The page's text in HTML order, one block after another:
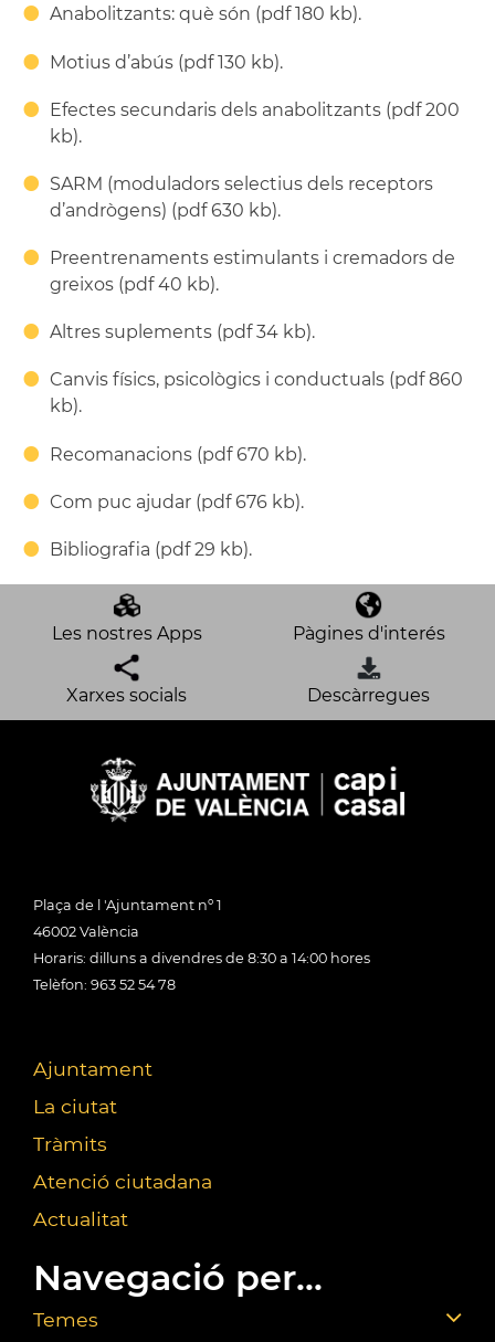
Anabolitzants: què són (pdf 180 kb).
Motius d’abús (pdf 130 kb).
Efectes secundaris dels anabolitzants (pdf 200
kb).
SARM (moduladors selectius dels receptors
d’andrògens) (pdf 630 kb).
Preentrenaments estimulants i cremadors de
greixos (pdf 40 kb).
Altres suplements (pdf 34 kb).
Canvis físics, psicològics i conductuals (pdf 860
kb).
Recomanacions (pdf 670 kb).
Com puc ajudar (pdf 676 kb).
Bibliografia (pdf 29 kb).
Les nostres Apps Pàgines d'interés
Xarxes socials Descàrregues
Plaça de l 'Ajuntament nº 1
46002 València
Horaris: dilluns a divendres de 8:30 a 14:00 hores
Telèfon: 963 52 54 78
Ajuntament
La ciutat
Tràmits
Atenció ciutadana
Actualitat
Navegació per...
Temes